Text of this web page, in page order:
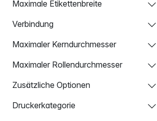
Maximale Etikettenbreite
Verbindung
Maximaler Kerndurchmesser
Maximaler Rollendurchmesser
Zusätzliche Optionen
Druckerkategorie